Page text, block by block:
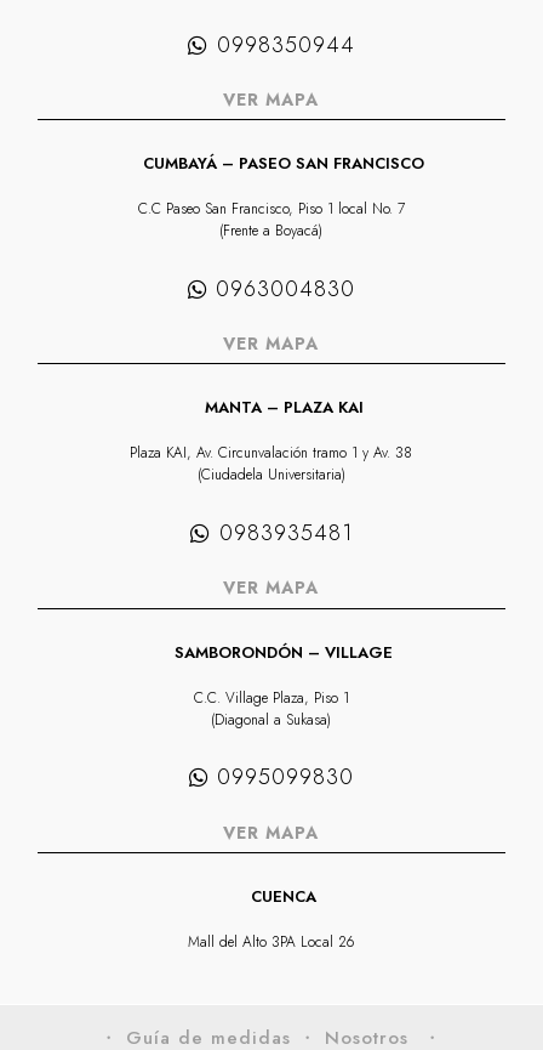
0998350944
VER MAPA
CUMBAYÁ – PASEO SAN FRANCISCO
C.C Paseo San Francisco, Piso 1 local No. 7
(Frente a Boyacá)
0963004830
VER MAPA
MANTA – PLAZA KAI
Plaza KAI, Av. Circunvalación tramo 1 y Av. 38
(Ciudadela Universitaria)
0983935481
VER MAPA
SAMBORONDÓN – VILLAGE
C.C. Village Plaza, Piso 1
(Diagonal a Sukasa)
0995099830
VER MAPA
CUENCA
Mall del Alto 3PA Local 26
・ Guía de medidas ・ Nosotros ・